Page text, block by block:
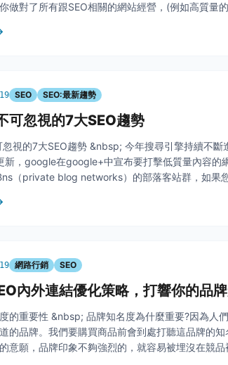
做對了所有跟SEO相關的網站經營，(例如高質量
SEO SEO:最新趨勢
可忽視的7大SEO趨勢
視的7大SEO趨勢 &nbsp; 今年搜尋引擎持續不斷
新，google在google+中宣布要打擊低質量內容的
（private blog networks）的部落客站群，如果
網路行銷 SEO
內外連結優化策略，打響你的品
的重要性 &nbsp; 品牌知名度為什麼重要?因為人
的品牌。我們要購買商品前會到處打聽這品牌的
意願，品牌印象不夠強烈的，就容易被埋沒在競品